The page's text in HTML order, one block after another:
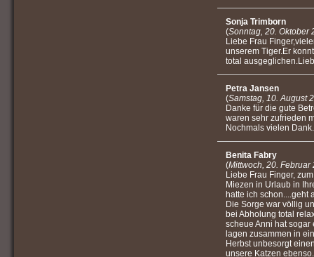
Sonja Trimborn
(Sonntag, 20. Oktober
Liebe Frau
unserem Tiger.Er
total
Petra Jansen
(Samstag, 10. August
Danke für die gute
waren sehr zufrieden
Nochmals vielen Dank.
Benita Fabry
(Mittwoch, 20. Februar
Liebe Frau Finger,
Miezen in Urlaub in
hatte ich schon....geht
Die Sorge war völlig
bei Abholung total
scheue Anni hat
lagen zusammen in
Herbst unbesorgt
unsere Katzen